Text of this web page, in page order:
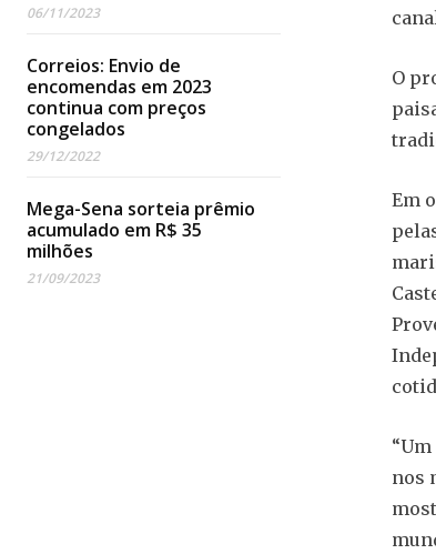
06/11/2023
Correios: Envio de
encomendas em 2023
continua com preços
congelados
29/12/2022
Mega-Sena sorteia prêmio
acumulado em R$ 35
milhões
21/09/2023
O
Em
nos